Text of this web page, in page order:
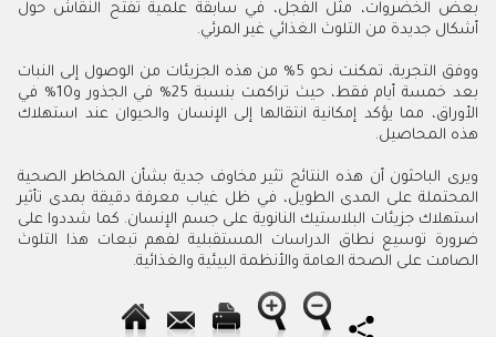
بعض الخضروات، مثل الفجل، في سابقة علمية تفتح النقاش حول
أشكال جديدة من التلوث الغذائي غير المرئي.
ووفق التجربة، تمكنت نحو 5% من هذه الجزيئات من الوصول إلى النبات
بعد خمسة أيام فقط، حيث تراكمت بنسبة 25% في الجذور و10% في
الأوراق، مما يؤكد إمكانية انتقالها إلى الإنسان والحيوان عند استهلاك
هذه المحاصيل.
ويرى الباحثون أن هذه النتائج تثير مخاوف جدية بشأن المخاطر الصحية
المحتملة على المدى الطويل، في ظل غياب معرفة دقيقة بمدى تأثير
استهلاك جزيئات البلاستيك النانوية على جسم الإنسان. كما شددوا على
ضرورة توسيع نطاق الدراسات المستقبلية لفهم تبعات هذا التلوث
الصامت على الصحة العامة والأنظمة البيئية والغذائية.